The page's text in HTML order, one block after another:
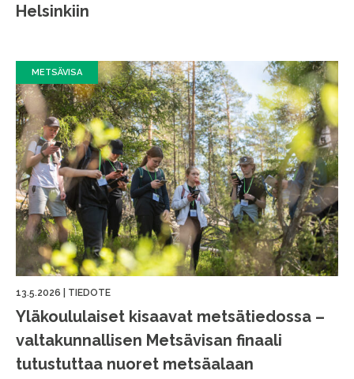
Helsinkiin
METSÄVISA
13.5.2026 TIEDOTE
Yläkoululaiset kisaavat metsätiedossa –
valtakunnallisen Metsävisan finaali
tutustuttaa nuoret metsäalaan